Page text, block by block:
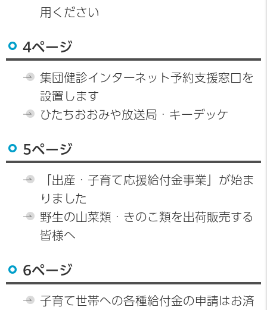
用ください
4ページ
集団健診インターネット予約支援窓口を
設置します
ひたちおおみや放送局・キーデッケ
5ページ
「出産・子育て応援給付金事業」が始ま
りました
野生の山菜類・きのこ類を出荷販売する
皆様へ
6ページ
子育て世帯への各種給付金の申請はお済